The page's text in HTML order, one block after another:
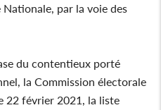
par la voie des
du contentieux porté
la Commission électorale
22 février 2021, la liste